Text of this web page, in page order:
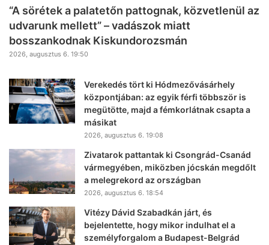
“A sörétek a palatetőn pattognak, közvetlenül az
udvarunk mellett” – vadászok miatt
bosszankodnak Kiskundorozsmán
2026, augusztus 6. 19:50
Verekedés tört ki Hódmezővásárhely
központjában: az egyik férfi többször is
megütötte, majd a fémkorlátnak csapta a
másikat
2026, augusztus 6. 19:08
Zivatarok pattantak ki Csongrád-Csanád
vármegyében, miközben jócskán megdőlt
a melegrekord az országban
2026, augusztus 6. 18:54
Vitézy Dávid Szabadkán járt, és
bejelentette, hogy mikor indulhat el a
személyforgalom a Budapest-Belgrád